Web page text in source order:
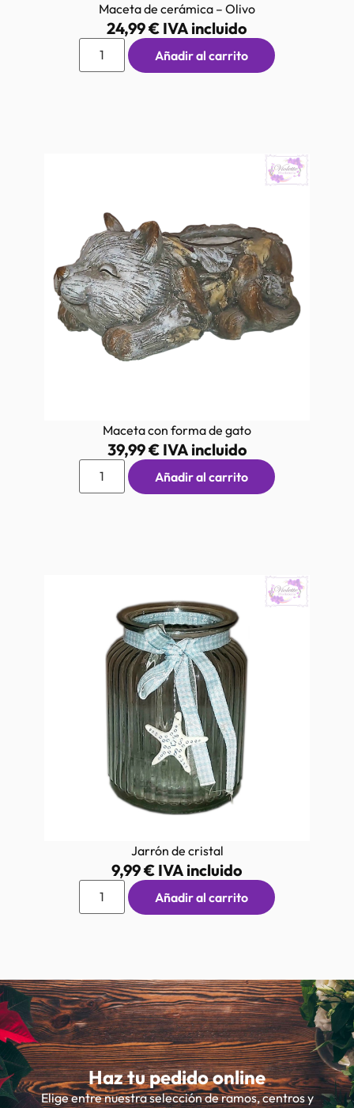
Maceta de cerámica – Olivo
24,99€ IVA incluido
Añadir al carrito
Maceta con forma de gato
39,99€IVA incluido
Añadir al carrito
Jarrón de cristal
9,99€ IVA incluido
Añadir al carrito
Haz tu pedido online
Elige entre nuestra selección de ramos, centros y